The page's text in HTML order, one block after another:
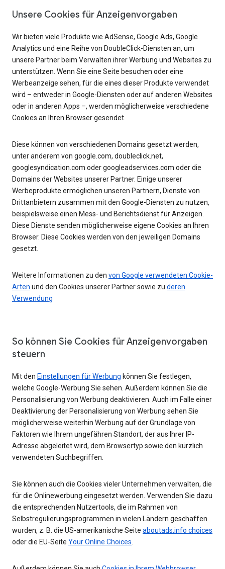
Unsere Cookies für Anzeigenvorgaben
Wir bieten viele Produkte wie AdSense, Google Ads, Google
Analytics und eine Reihe von DoubleClick-Diensten an, um
unsere Partner beim Verwalten ihrer Werbung und Websites zu
unterstützen. Wenn Sie eine Seite besuchen oder eine
Werbeanzeige sehen, für die eines dieser Produkte verwendet
wird – entweder in Google-Diensten oder auf anderen Websites
oder in anderen Apps –, werden möglicherweise verschiedene
Cookies an Ihren Browser gesendet.
Diese können von verschiedenen Domains gesetzt werden,
unter anderem von google.com, doubleclick.net,
googlesyndication.com oder googleadservices.com oder die
Domains der Websites unserer Partner. Einige unserer
Werbeprodukte ermöglichen unseren Partnern, Dienste von
Drittanbietern zusammen mit den Google-Diensten zu nutzen,
beispielsweise einen Mess- und Berichtsdienst für Anzeigen.
Diese Dienste senden möglicherweise eigene Cookies an Ihren
Browser. Diese Cookies werden von den jeweiligen Domains
gesetzt.
Weitere Informationen zu den von Google verwendeten Cookie-
Arten und den Cookies unserer Partner sowie zu deren
Verwendung
So können Sie Cookies für Anzeigenvorgaben
steuern
Mit den Einstellungen für Werbung können Sie festlegen,
welche Google-Werbung Sie sehen. Außerdem können Sie die
Personalisierung von Werbung deaktivieren. Auch im Falle einer
Deaktivierung der Personalisierung von Werbung sehen Sie
möglicherweise weiterhin Werbung auf der Grundlage von
Faktoren wie Ihrem ungefähren Standort, der aus Ihrer IP-
Adresse abgeleitet wird, dem Browsertyp sowie den kürzlich
verwendeten Suchbegriffen.
Sie können auch die Cookies vieler Unternehmen verwalten, die
für die Onlinewerbung eingesetzt werden. Verwenden Sie dazu
die entsprechenden Nutzertools, die im Rahmen von
Selbstregulierungsprogrammen in vielen Ländern geschaffen
wurden, z. B. die US-amerikanische Seite aboutads.info choices
oder die EU-Seite Your Online Choices.